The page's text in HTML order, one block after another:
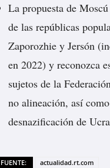
La propuesta de
de las repúblicas
Zaporozhie y Jersón
en 2022) y reconozca
sujetos de la
no alineación, así
desnazificación de
FUENTE:
actualidad.rt.com